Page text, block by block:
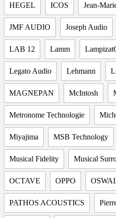
HEGEL ICOS Jean-
JMF AUDIO Joseph Audio
LAB 12 Lamm
Legato Audio Lehmann
MAGNEPAN McIntosh
Metronome Technologie
Miyajima MSB Technology
Musical Fidelity Musical
OCTAVE OPPO
PATHOS ACOUSTICS